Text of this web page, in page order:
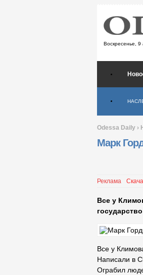
Воскресенье, 9
Odessa Daily ›
Марк
Реклама
Все у
Все у
Написали в
Ограбил